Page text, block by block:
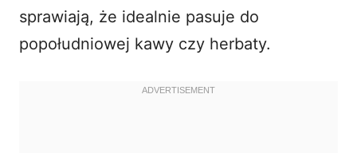
sprawiają, że idealnie pasuje do
popołudniowej kawy czy herbaty.